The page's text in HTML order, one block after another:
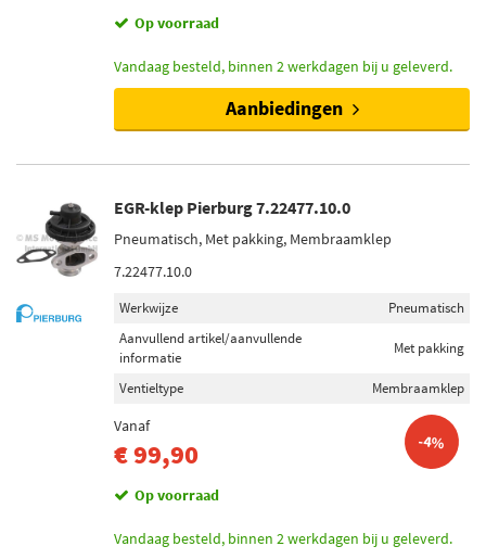
Op voorraad
Vandaag besteld, binnen 2 werkdagen bij u geleverd.
Aanbiedingen
EGR-klep Pierburg 7.22477.10.0
Pneumatisch, Met pakking, Membraamklep
7.22477.10.0
Werkwijze
Pneumatisch
Aanvullend artikel/aanvullende
informatie
Met pakking
Ventieltype Membraamklep
Vanaf
€ 99,90 -4%
Op voorraad
Vandaag besteld, binnen 2 werkdagen bij u geleverd.